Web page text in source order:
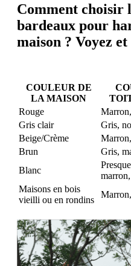
Comment choisir
bardeaux pour
maison ? Voyez et
COULEUR DE
LA MAISON
Rouge
Gris clair
Gris,
Beige/Crème
Brun
Gris,
Blanc
Maisons en bois
vieilli ou en rondins